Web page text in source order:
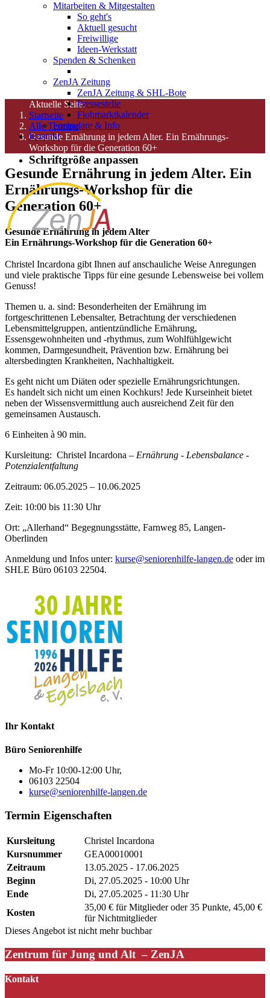
Mitarbeiten & Mitgestalten
So geht's
Aktuell gesucht
Freiwillige
Ideen-Werkstatt
Spenden & Schenken
ZenJA Zeitung
ZenJA Zeitung & SHL-Bote
Pressestelle
Flohmarktkalender
Formulare & Info
Kontakt
Schriftgröße anpassen
Aktuelle Seite:
Startseite
Alle Termine
Gesunde Ernährung in jedem Alter. Ein Ernährungs-
Workshop für die Generation 60+
Gesunde Ernährung in jedem Alter. Ein
Ernährungs-Workshop für die
Generation 60+
Gesunde Ernährung in jedem Alter
Ein Ernährungs-Workshop für die Generation 60+
Christel Incardona gibt Ihnen auf anschauliche Weise Anregungen
und viele praktische Tipps für eine gesunde Lebensweise bei vollem
Genuss!
Themen u. a. sind: Besonderheiten der Ernährung im
fortgeschrittenen Lebensalter, Betrachtung der verschiedenen
Lebensmittelgruppen, antientzündliche Ernährung,
Essensgewohnheiten und -rhythmus, zum Wohlfühlgewicht
kommen, Darmgesundheit, Prävention bzw. Ernährung bei
altersbedingten Krankheiten, Nachhaltigkeit.
Es geht nicht um Diäten oder spezielle Ernährungsrichtungen.
Es handelt sich nicht um einen Kochkurs! Jede Kurseinheit bietet
neben der Wissensvermittlung auch ausreichend Zeit für den
gemeinsamen Austausch.
6 Einheiten à 90 min.
Kursleitung: Christel Incardona – Ernährung - Lebensbalance -
Potenzialentfaltung
Zeitraum: 06.05.2025 – 10.06.2025
Zeit: 10:00 bis 11:30 Uhr
Ort: „Allerhand“ Begegnungsstätte, Farnweg 85, Langen-
Oberlinden
Anmeldung und Infos unter: kurse@seniorenhilfe-langen.de oder im
SHLE Büro 06103 22504.
Ihr Kontakt
Büro Seniorenhilfe
Mo-Fr 10:00-12:00 Uhr,
06103 22504
kurse@seniorenhilfe-langen.de
Termin Eigenschaften
Kursleitung
Christel Incardona
Kursnummer
GEA00010001
Zeitraum
13.05.2025 - 17.06.2025
Beginn
Di, 27.05.2025 - 10:00 Uhr
Ende
Di, 27.05.2025 - 11:30 Uhr
Kosten
35,00 € für Mitglieder oder 35 Punkte, 45,00 €
für Nichtmitglieder
Dieses Angebot ist nicht mehr buchbar
Zentrum für Jung und Alt – ZenJA
Kontakt